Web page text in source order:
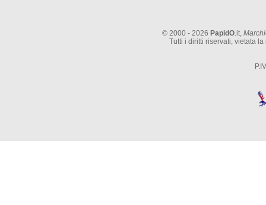
© 2000 - 2026 PapidO.it,
Tutti i diritti riservati, vietata